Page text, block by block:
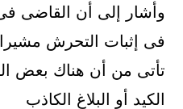
وأشار إلى أن القاضى
فى إثبات التحرش
تأتى من أن هناك بعض
الكيد أو البلاغ الكاذب